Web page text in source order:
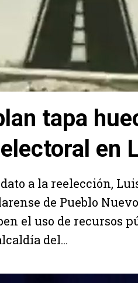
tapa
en
a la reelección,
de Pueblo
el uso de recursos
del...